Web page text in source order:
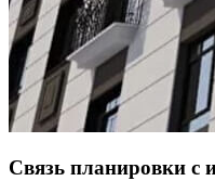
Связь планировки с